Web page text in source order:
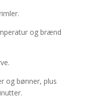
og brænd
og bønner, plus